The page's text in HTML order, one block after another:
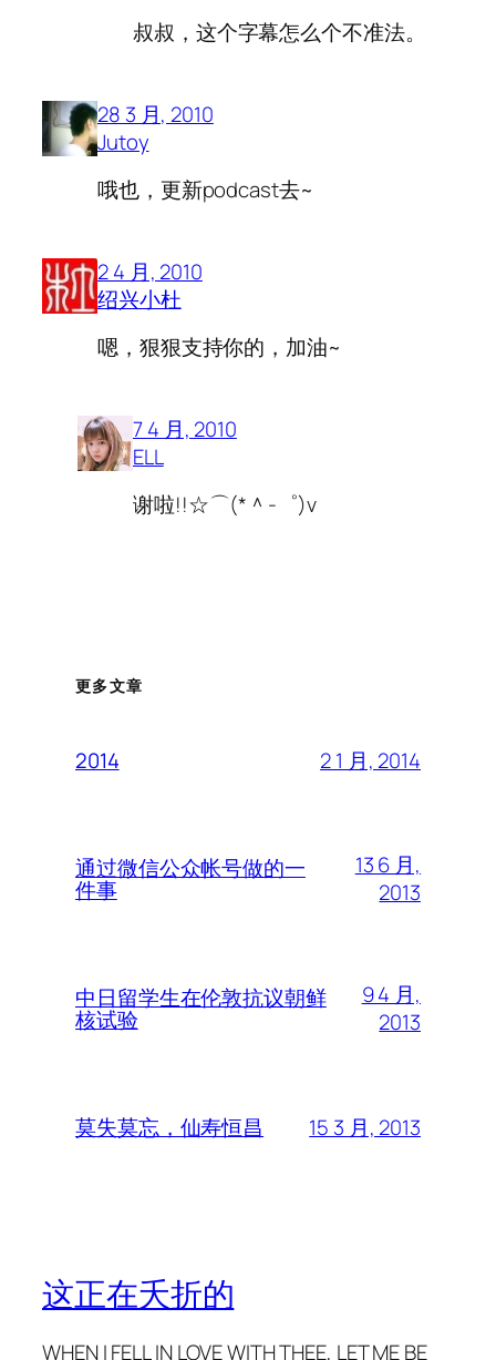
叔叔，这个字幕怎么个不准法。
28 3 月, 2010
Jutoy
哦也，更新podcast去~
2 4 月, 2010
绍兴小杜
嗯，狠狠支持你的，加油~
7 4 月, 2010
ELL
谢啦!!☆⌒(*＾-゜)v
更多文章
2014 2 1 月, 2014
通过微信公众帐号做的一
件事
13 6 月,
2013
中日留学生在伦敦抗议朝鲜
核试验
9 4 月,
2013
莫失莫忘，仙寿恒昌 15 3 月, 2013
这正在夭折的
WHEN I FELL IN LOVE WITH THEE, LET ME BE